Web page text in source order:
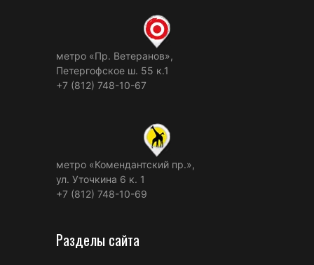
метро «Пр. Ветеранов»,
Петергофское ш. 55 к.1
+7 (812) 748-10-67
метро «Комендантский пр.»,
ул. Уточкина 6 к. 1
+7 (812) 748-10-69
Разделы сайта